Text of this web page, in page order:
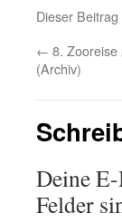
Dieser
← 8. Zooreise
(Archiv)
Deine
Felder